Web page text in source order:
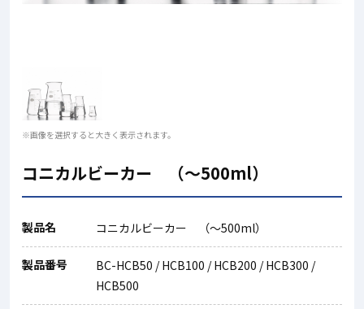
※画像を選択すると大きく表示されます。
コニカルビーカー （～500ml）
製品名 コニカルビーカー （～500ml）
製品番号
BC-HCB50 / HCB100 / HCB200 / HCB300 /
HCB500